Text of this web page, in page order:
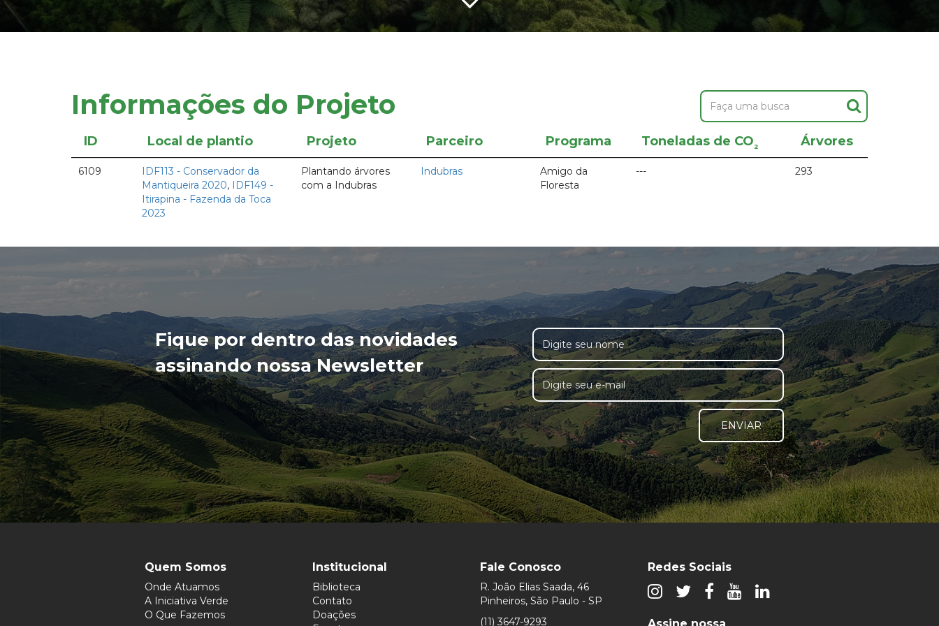
Informações do Projeto
ID Local de plantio Projeto Parceiro Programa Toneladas de CO² Árvores
6109
IDF113 - Conservador da
Mantiqueira 2020, IDF149 -
Itirapina - Fazenda da Toca
2023
Plantando árvores
com a Indubras
Indubras
Amigo da
Floresta
--- 293
Fique por dentro das novidades
assinando nossa Newsletter
ENVIAR
Quem Somos
Onde Atuamos
A Iniciativa Verde
O Que Fazemos
Institucional
Biblioteca
Contato
Doações
Fale Conosco
R. João Elias Saada, 46
Pinheiros, São Paulo - SP
(11) 3647-9293
Redes Sociais